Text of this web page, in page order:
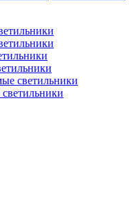
светильники